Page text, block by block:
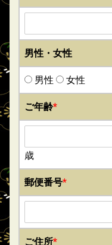
男性・女性
男性 女性
ご年齢*
歳
郵便番号*
ご住所*